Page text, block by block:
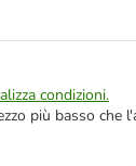
condizioni.
più basso che